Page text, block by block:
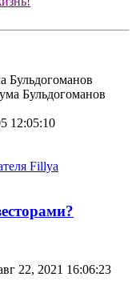
12:05:10
Fillya
22, 2021 16:06:23